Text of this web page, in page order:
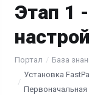
Этап 1
Портал База
Установка
Первоначальная